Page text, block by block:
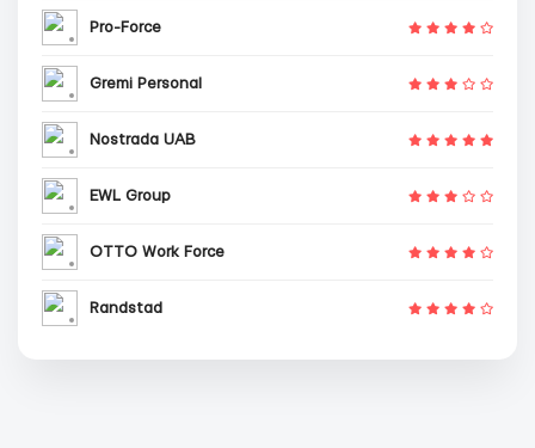
Pro-Force
Gremi Personal
Nostrada UAB
EWL Group
OTTO Work Force
Randstad